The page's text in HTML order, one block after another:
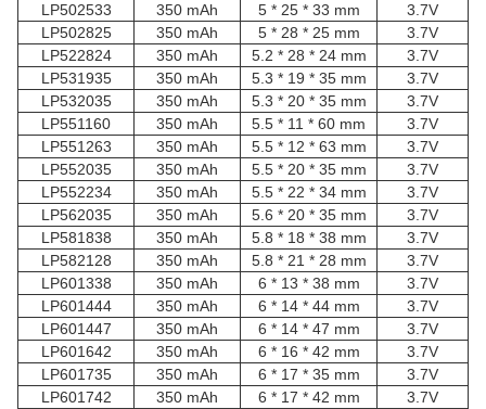
LP502533
350 mAh 5 * 25 * 33 mm
3.7V
LP502825
350 mAh 5 * 28 * 25 mm
3.7V
LP522824
350 mAh 5.2 * 28 * 24 mm
3.7V
LP531935
350 mAh 5.3 * 19 * 35 mm
3.7V
LP532035
350 mAh 5.3 * 20 * 35 mm
3.7V
LP551160
350 mAh 5.5 * 11 * 60 mm
3.7V
LP551263
350 mAh 5.5 * 12 * 63 mm
3.7V
LP552035
350 mAh 5.5 * 20 * 35 mm
3.7V
LP552234
350 mAh 5.5 * 22 * 34 mm
3.7V
LP562035
350 mAh 5.6 * 20 * 35 mm
3.7V
LP581838
350 mAh 5.8 * 18 * 38 mm
3.7V
LP582128
350 mAh 5.8 * 21 * 28 mm
3.7V
LP601338
350 mAh 6 * 13 * 38 mm
3.7V
LP601444
350 mAh 6 * 14 * 44 mm
3.7V
LP601447
350 mAh 6 * 14 * 47 mm
3.7V
LP601642
350 mAh 6 * 16 * 42 mm
3.7V
LP601735
350 mAh 6 * 17 * 35 mm
3.7V
LP601742
350 mAh 6 * 17 * 42 mm
3.7V